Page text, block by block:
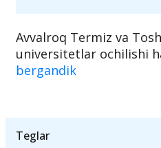
Avvalroq Termiz va
universitetlar ochilishi
bergandik
Teglar